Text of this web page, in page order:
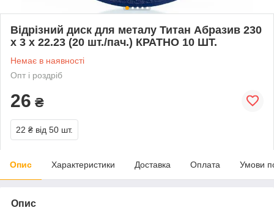
Відрізний диск для металу Титан Абразив 230
х 3 х 22.23 (20 шт./пач.) КРАТНО 10 ШТ.
Немає в наявності
Опт і роздріб
26 ₴
22 ₴ від 50 шт.
Опис Характеристики Доставка Оплата Умови
Опис